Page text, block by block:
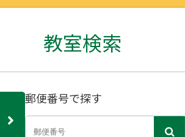
教室検索
郵便番号で探す